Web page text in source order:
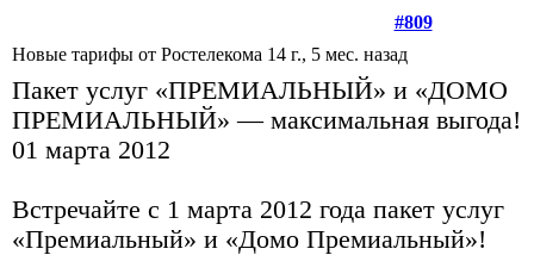
#809
Новые тарифы от Ростелекома 14 г., 5 мес. назад
Пакет услуг «ПРЕМИАЛЬНЫЙ» и «ДОМО
ПРЕМИАЛЬНЫЙ» — максимальная выгода!
01 марта 2012
Встречайте с 1 марта 2012 года пакет услуг
«Премиальный» и «Домо Премиальный»!